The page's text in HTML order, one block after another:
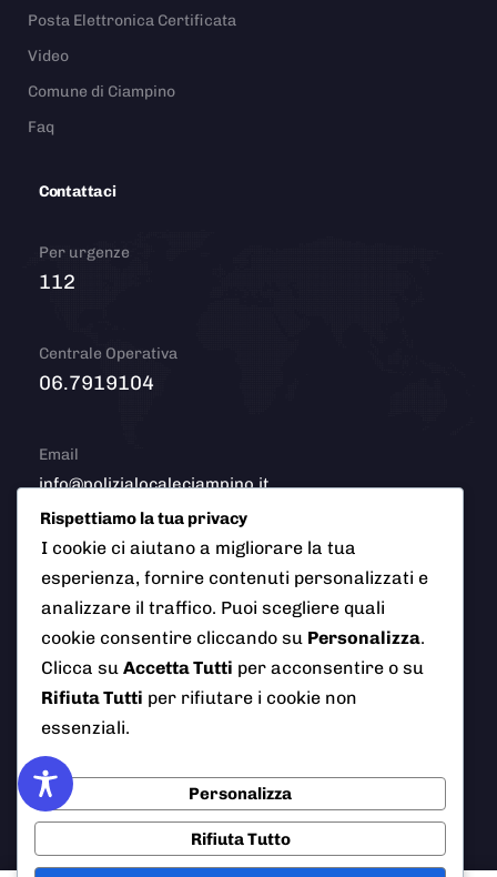
Posta Elettronica Certificata
Video
Comune di Ciampino
Faq
Contattaci
Per urgenze
112
Centrale Operativa
06.7919104
Email
info@polizialocaleciampino.it
© 2026 Polizia Locale del Comune di Ciampino (Roma). Tutti
i diritti riservati
AI Info
Cookie Policy Credits
Rispettiamo la tua privacy
I cookie ci aiutano a migliorare la tua
esperienza, fornire contenuti personalizzati e
analizzare il traffico. Puoi scegliere quali
cookie consentire cliccando su Personalizza.
Clicca su Accetta Tutti per acconsentire o su
Rifiuta Tutti per rifiutare i cookie non
essenziali.
Personalizza
Rifiuta Tutto